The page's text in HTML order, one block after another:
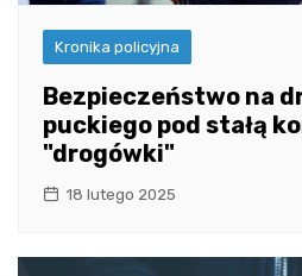
Kronika policyjna
Bezpieczeństwo na
puckiego pod stałą
"drogówki"
18 lutego 2025